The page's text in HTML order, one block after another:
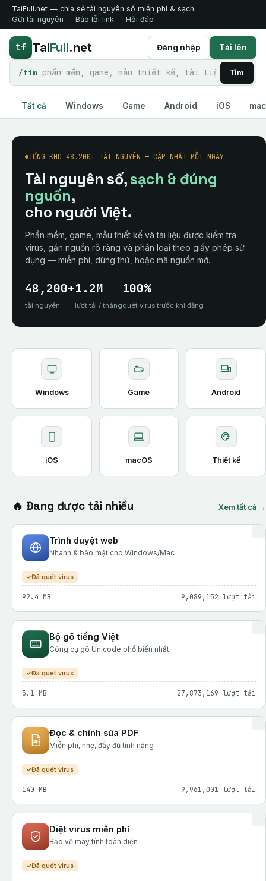
TaiFull.net — chia sẻ tài nguyên số miễn phí & sạch
Gửi tài nguyên
Báo lỗi link Hỏi đáp
tf TaiFull.net
/tìm Tìm
Đăng nhập Tải lên
Tất cả Windows Game Android iOS
TỔNG KHO 48.200+ TÀI NGUYÊN — CẬP NHẬT MỖI NGÀY
Tài nguyên số,sạch & đúng
nguồn,
cho người Việt.
Phần mềm, game, mẫu thiết kế và tài liệu được kiểm tra
virus, gắn nguồn rõ ràng và phân loại theo giấy phép sử
dụng — miễn phí, dùng thử, hoặc mã nguồn mở.
48,200+
tài nguyên
1.2M
lượt tải / tháng
100%
quét virus trước khi đăng
Windows Game Android
iOS macOS Thiết kế
🔥 Đang được tải nhiều Xem tất cả →
Trình duyệt web
Nhanh & bảo mật cho Windows/Mac
Đã quét virus
92.4 MB 9,089,152 lượt tải
Bộ gõ tiếng Việt
Công cụ gõ Unicode phổ biến nhất
Đã quét virus
3.1 MB 27,873,169 lượt tải
Đọc & chỉnh sửa PDF
Miễn phí, nhẹ, đầy đủ tính năng
Đã quét virus
140 MB 9,961,001 lượt tải
Diệt virus miễn phí
Bảo vệ máy tính toàn diện
Đã quét virus